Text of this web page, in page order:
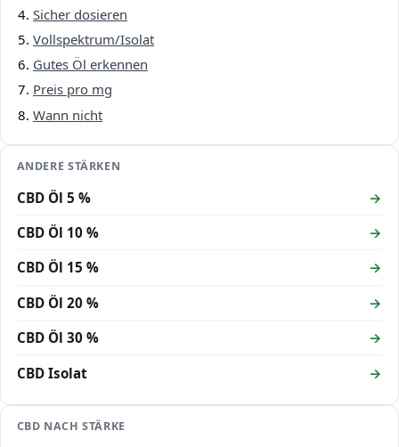
Sicher dosieren
Vollspektrum/Isolat
Gutes Öl erkennen
Preis pro mg
Wann nicht
ANDERE STÄRKEN
CBD Öl 5 %
CBD Öl 10 %
CBD Öl 15 %
CBD Öl 20 %
CBD Öl 30 %
CBD Isolat
CBD NACH STÄRKE